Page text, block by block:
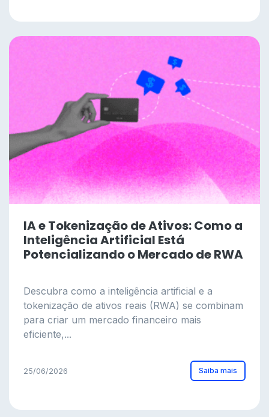
IA e Tokenização de Ativos: Como a
Inteligência Artificial Está
Potencializando o Mercado de RWA
Descubra como a inteligência artificial e a
tokenização de ativos reais (RWA) se combinam
para criar um mercado financeiro mais
eficiente,...
25/06/2026 Saiba mais